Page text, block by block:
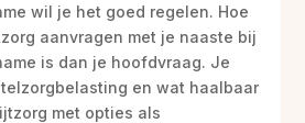
wil je het goed regelen. Hoe
aanvragen met je naaste bij
is dan je hoofdvraag. Je
en wat haalbaar
met opties als